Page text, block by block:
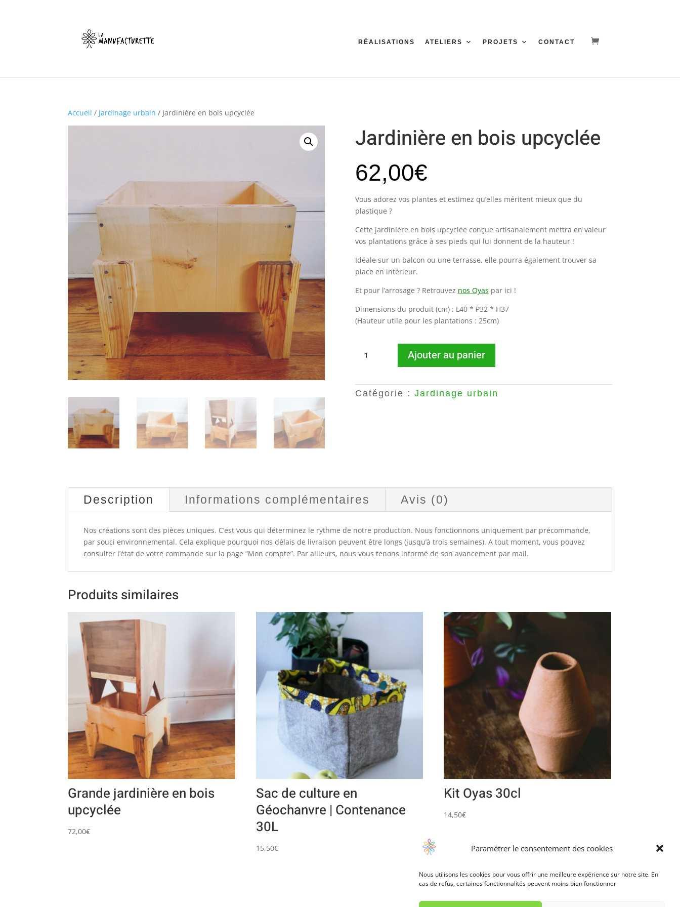
Paramétrer le consentement des cookies
Nous utilisons les cookies pour vous offrir une meilleure expérience sur notre site. En
cas de refus, certaines fonctionnalités peuvent moins bien fonctionner
RÉALISATIONS ATELIERS PROJETS CONTACT
Accueil / Jardinage urbain / Jardinière en bois upcyclée
Jardinière en bois upcyclée
62,00€
Vous adorez vos plantes et estimez qu’elles méritent mieux que du
plastique ?
Cette jardinière en bois upcyclée conçue artisanalement mettra en valeur
vos plantations grâce à ses pieds qui lui donnent de la hauteur !
Idéale sur un balcon ou une terrasse, elle pourra également trouver sa
place en intérieur.
Et pour l’arrosage ? Retrouvez nos Oyas par ici !
Dimensions du produit (cm) : L40 * P32 * H37
(Hauteur utile pour les plantations : 25cm)
bois
Ajouter au panier
Catégorie : Jardinage urbain
Description Informations complémentaires Avis (0)
Nos créations sont des pièces uniques. C’est vous qui déterminez le rythme de notre production. Nous fonctionnons uniquement par précommande,
par souci environnemental. Cela explique pourquoi nos délais de livraison peuvent être longs (jusqu’à trois semaines). A tout moment, vous pouvez
consulter l’état de votre commande sur la page “Mon compte”. Par ailleurs, nous vous tenons informé de son avancement par mail.
Produits similaires
Grande jardinière en bois
upcyclée
72,00€
Sac de culture en
Géochanvre | Contenance
30L
15,50€
Kit Oyas 30cl
14,50€